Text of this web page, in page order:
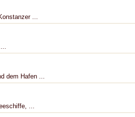
...
dem Hafen ...
...